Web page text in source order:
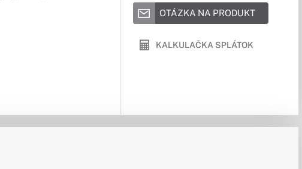
OTÁZKA NA PRODUKT
KALKULAČKA SPLÁTOK